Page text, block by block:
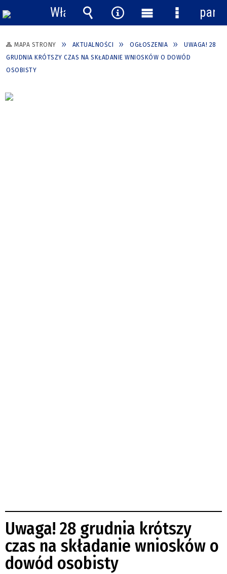
MAPA STRONY AKTUALNOŚCI OGŁOSZENIA
UWAGA! 28
GRUDNIA KRÓTSZY CZAS NA SKŁADANIE WNIOSKÓW O DOWÓD
OSOBISTY
Uwaga! 28 grudnia krótszy
czas na składanie wniosków o
dowód osobisty
Włącz
powiadomienia
Wyszukiwarka
Narzędzia
Menu
główne
Menu
panel